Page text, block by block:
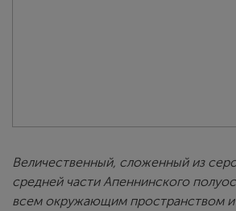
Величественный, сложенный из
средней части Апеннинского
всем окружающим пространством и